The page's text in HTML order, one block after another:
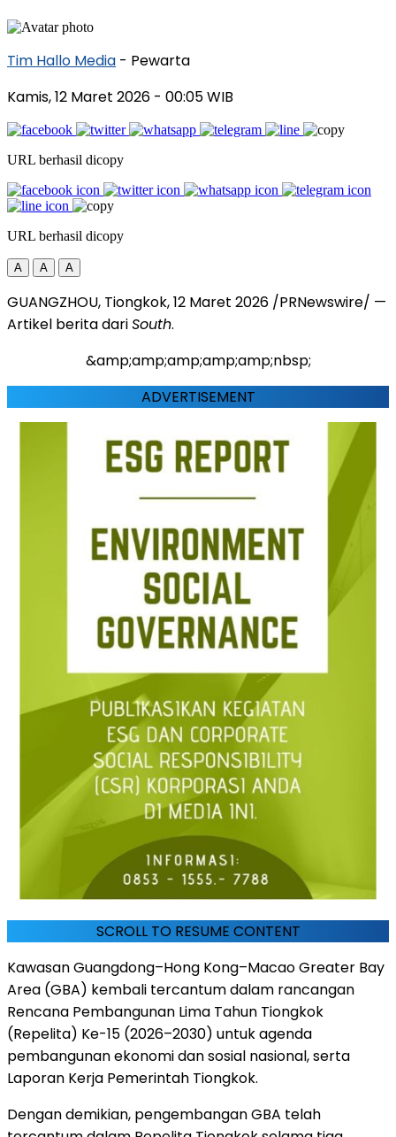
Tim Hallo Media - Pewarta
Kamis, 12 Maret 2026 - 00:05 WIB
URL berhasil dicopy
URL berhasil dicopy
A A A
GUANGZHOU, Tiongkok,12 Maret 2026 /PRNewswire/ —
Artikel berita dariSouth.
&amp;amp;amp;amp;amp;nbsp;
ADVERTISEMENT
SCROLL TO RESUME CONTENT
Kawasan Guangdong–Hong Kong–Macao Greater Bay
Area (GBA) kembali tercantum dalam rancangan
Rencana Pembangunan Lima Tahun Tiongkok
(Repelita) Ke-15 (2026–2030) untuk agenda
pembangunan ekonomi dan sosial nasional, serta
Laporan Kerja Pemerintah Tiongkok.
Dengan demikian, pengembangan GBA telah